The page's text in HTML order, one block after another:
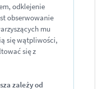
odklejenie
obserwowanie
mu
się wątpliwości,
się z
zależy od